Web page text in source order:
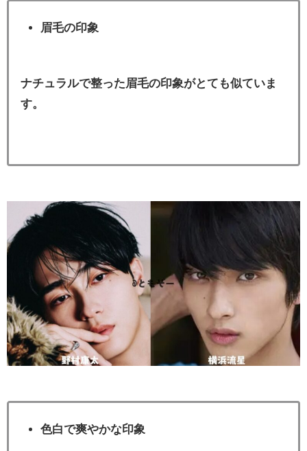
眉毛の印象
ナチュラルで整った眉毛の印象がとても似ていま
す。
色白で爽やかな印象